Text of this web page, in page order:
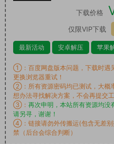
下载价格
仅限VIP下载
最新活动 安卓解压 苹果
①：百度网盘版本问题，下载时遇
更换浏览器重试！
②：所有资源密码均已测试，大概
想办法寻找解决方案，不会再提交工
③： 再次申明，本站所有资源均没
请另寻，谢谢！
④：链接请勿外传搬运(包含无差别
禁（后台会综合判断）